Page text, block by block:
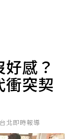
感？
衝突契
北即時報導